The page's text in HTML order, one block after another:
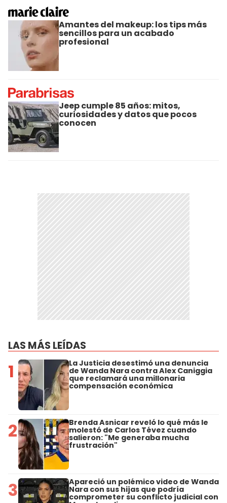
Amantes del makeup: los tips más
sencillos para un acabado
profesional
Jeep cumple 85 años: mitos,
curiosidades y datos que pocos
conocen
LAS MÁS LEÍDAS
1 La Justicia desestimó una denuncia
de Wanda Nara contra Alex Caniggia
que reclamará una millonaria
compensación económica
2 Brenda Asnicar reveló lo qué más le
molestó de Carlos Tévez cuando
salieron: "Me generaba mucha
frustración"
3 Apareció un polémico video de Wanda
Nara con sus hijas que podría
comprometer su conflicto judicial con